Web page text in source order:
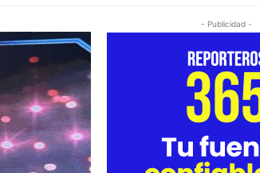
- Publicidad -